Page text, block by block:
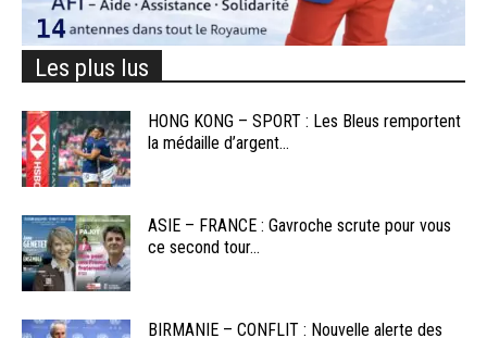
Les plus lus
HONG KONG – SPORT : Les Bleus remportent
la médaille d’argent...
ASIE – FRANCE : Gavroche scrute pour vous
ce second tour...
BIRMANIE – CONFLIT : Nouvelle alerte des